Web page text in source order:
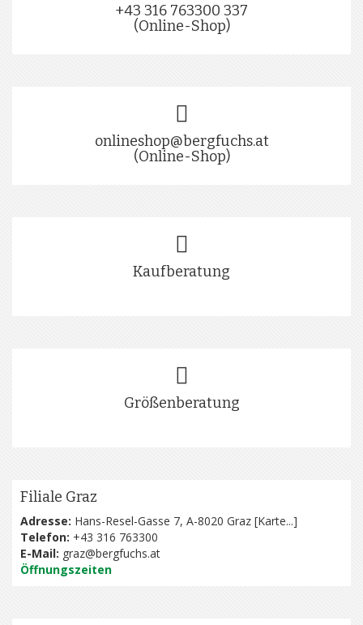
+43 316 763300 337
(Online-Shop)
onlineshop@bergfuchs.at
(Online-Shop)
Kaufberatung
Größenberatung
Filiale Graz
Adresse: Hans-Resel-Gasse 7, A-8020 Graz [Karte...]
Telefon: +43 316 763300
E-Mail: graz@bergfuchs.at
Öffnungszeiten